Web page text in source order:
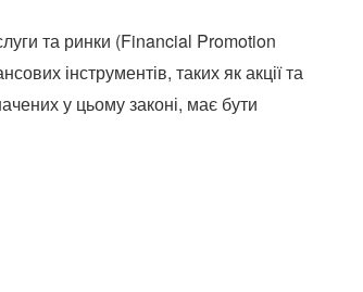
та ринки (Financial Promotion
інструментів, таких як акції та
у цьому законі, має бути